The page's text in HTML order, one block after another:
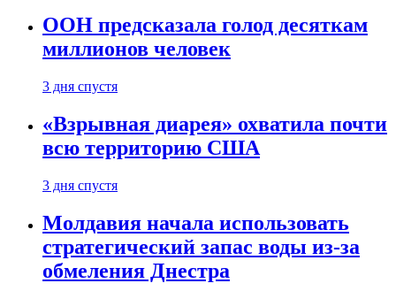
ООН предсказала голод десяткам
миллионов человек
3 дня спустя
«Взрывная диарея» охватила почти
всю территорию США
3 дня спустя
Молдавия начала использовать
стратегический запас воды из-за
обмеления Днестра